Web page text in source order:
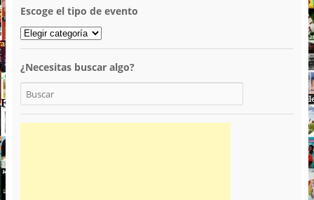
Escoge el tipo de evento
¿Necesitas buscar algo?